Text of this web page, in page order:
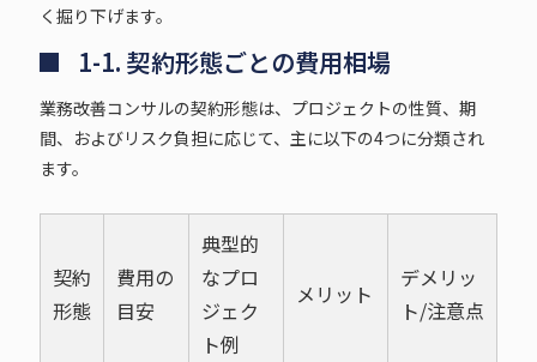
く掘り下げます。
1-1. 契約形態ごとの費用相場
業務改善コンサルの契約形態は、プロジェクトの性質、期
間、およびリスク負担に応じて、主に以下の4つに分類され
ます。
契約
形態
費用の
目安
典型的
なプロ
ジェク
ト例
メリット
デメリッ
ト/注意点